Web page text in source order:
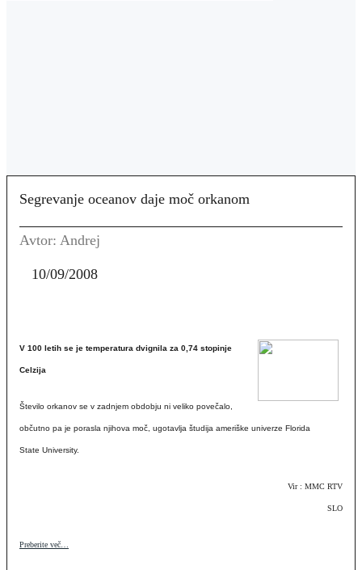
Segrevanje oceanov daje moč orkanom
Avtor: Andrej
10/09/2008
V 100 letih se je temperatura dvignila za 0,74 stopinje
Celzija
Število orkanov se v zadnjem obdobju ni veliko povečalo,
občutno pa je porasla njihova moč, ugotavlja študija ameriške univerze Florida
State University.
Vir : MMC RTV
SLO
Preberite več…